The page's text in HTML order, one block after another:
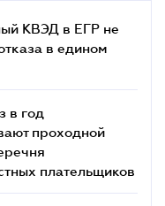
КВЭД в ЕГР не
в едином
в год
проходной
плательщиков